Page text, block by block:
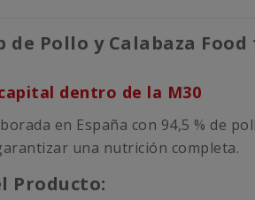
de Pollo y Calabaza
dentro de la M30
en España con 94,5 % de
una nutrición completa.
Producto: